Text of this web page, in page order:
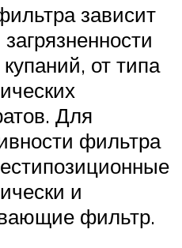
зависит
от типа
Для
фильтра
и
фильтр.